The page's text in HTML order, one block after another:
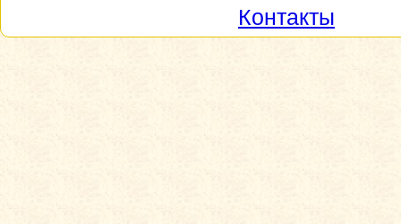
Контакты